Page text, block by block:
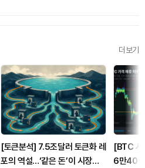
더보기
[토큰분석] 7.5조달러 토큰화 레
포의 역설…‘같은 돈’이 시장을
[BTC 사
6만